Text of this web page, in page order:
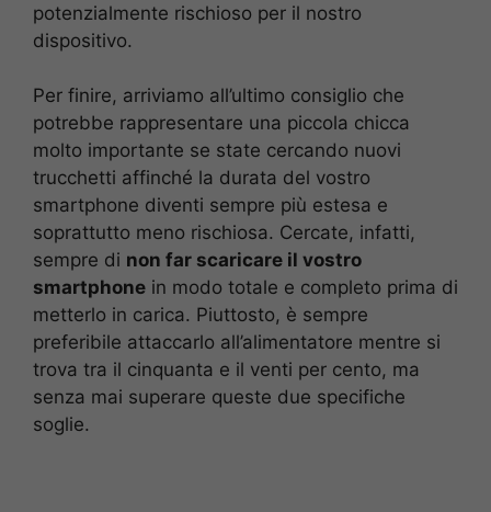
potenzialmente rischioso per il nostro
dispositivo.
Per finire, arriviamo all’ultimo consiglio che
potrebbe rappresentare una piccola chicca
molto importante se state cercando nuovi
trucchetti affinché la durata del vostro
smartphone diventi sempre più estesa e
soprattutto meno rischiosa. Cercate, infatti,
sempre di non far scaricare il vostro
smartphone in modo totale e completo prima di
metterlo in carica. Piuttosto, è sempre
preferibile attaccarlo all’alimentatore mentre si
trova tra il cinquanta e il venti per cento, ma
senza mai superare queste due specifiche
soglie.